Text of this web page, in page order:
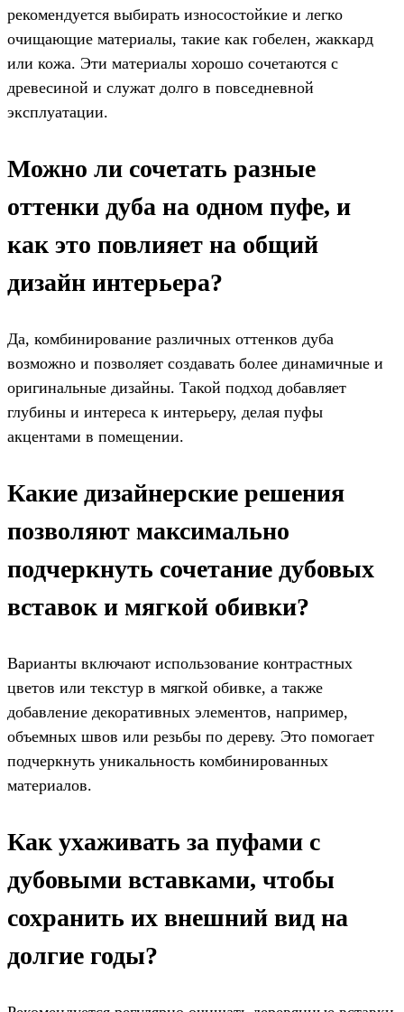
рекомендуется выбирать износостойкие и легко
очищающие материалы, такие как гобелен, жаккард
или кожа. Эти материалы хорошо сочетаются с
древесиной и служат долго в повседневной
эксплуатации.
Можно ли сочетать разные
оттенки дуба на одном пуфе, и
как это повлияет на общий
дизайн интерьера?
Да, комбинирование различных оттенков дуба
возможно и позволяет создавать более динамичные и
оригинальные дизайны. Такой подход добавляет
глубины и интереса к интерьеру, делая пуфы
акцентами в помещении.
Какие дизайнерские решения
позволяют максимально
подчеркнуть сочетание дубовых
вставок и мягкой обивки?
Варианты включают использование контрастных
цветов или текстур в мягкой обивке, а также
добавление декоративных элементов, например,
объемных швов или резьбы по дереву. Это помогает
подчеркнуть уникальность комбинированных
материалов.
Как ухаживать за пуфами с
дубовыми вставками, чтобы
сохранить их внешний вид на
долгие годы?